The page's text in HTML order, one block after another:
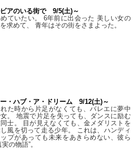
アのいる街で 9/5(土)～
めていたい。 6年前に出会った 美しい女の
求めて、 青年はその街をさまよった。
・ハブ・ア・ドリーム 9/12(土)～
た時から片足がなくても、バレエに夢中
。 地震で片足を失っても、ダンスに励む
士。 目が見えなくても、金メダリストを
風を切って走る少年。 これは、ハンディ
プがあっても未来をあきらめない、彼ら
実の物語”。